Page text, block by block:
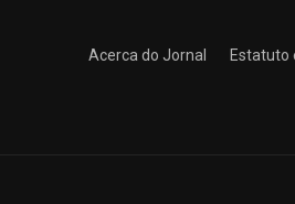
Acerca do Jornal Estatuto